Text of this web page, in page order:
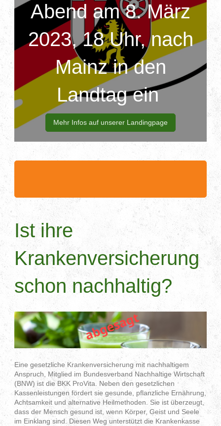
Abend am 8. März
2023, 18 Uhr, nach
Mainz in den
Landtag ein
Mehr Infos auf unserer Landingpage
Ist ihre
Krankenversicherung
schon nachhaltig?
Eine gesetzliche Krankenversicherung mit nachhaltigem
Anspruch, Mitglied im Bundesverband Nachhaltige Wirtschaft
(BNW) ist die BKK ProVita. Neben den gesetzlichen
Kassenleistungen fördert sie gesunde, pflanzliche Ernährung,
Achtsamkeit und alternative Heilmethoden. Sie ist überzeugt,
dass der Mensch gesund ist, wenn Körper, Geist und Seele
im Einklang sind. Diesen Weg unterstützt die Krankenkasse